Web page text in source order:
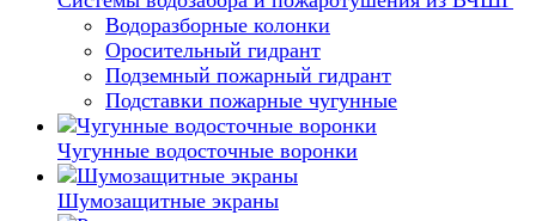
Водоразборные колонки
Оросительный гидрант
Подземный пожарный гидрант
Подставки пожарные чугунные
Чугунные водосточные воронки
Шумозащитные экраны